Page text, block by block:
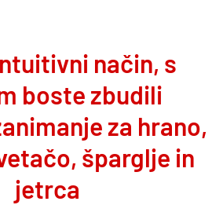
način, s
boste zbudili
za hrano,
šparglje in
jetrca